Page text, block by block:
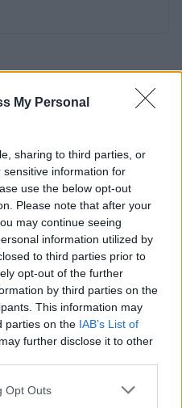
My Personal
sharing to third parties, or
information for
use the below opt-out
Please note that after your
may continue seeing
information utilized by
to third parties prior to
opt-out of the further
by third parties on the
This information may
parties on the IAB’s List of
further disclose it to other
uses one or more Google
Opt Outs